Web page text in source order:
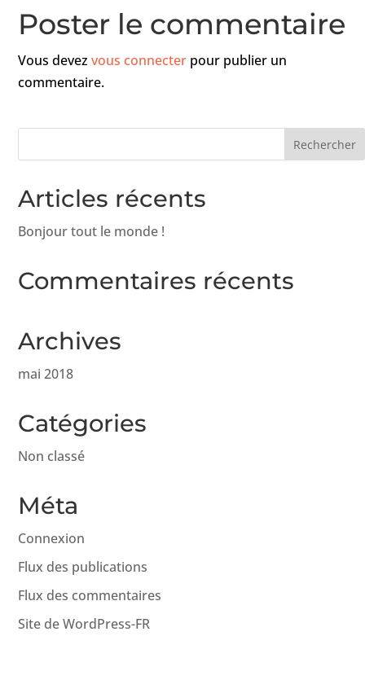
Poster le commentaire
Vous devezvous connecter pour publier un
commentaire.
Articles récents
Bonjour tout le monde !
Commentaires récents
Archives
mai 2018
Catégories
Non classé
Méta
Connexion
Flux des publications
Flux des commentaires
Site de WordPress-FR